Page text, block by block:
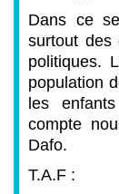
Dans ce
surtout des
politiques.
population
les
compte
Dafo.
T.A.F :